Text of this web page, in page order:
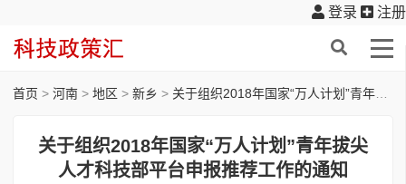
登录 注册
首页 > 河南 > 地区 > 新乡 > 关于组织2018年国家“万人计划”青年拔尖人才科技部平台申报推荐工作的通知
关于组织2018年国家“万人计划”青年拔尖
人才科技部平台申报推荐工作的通知